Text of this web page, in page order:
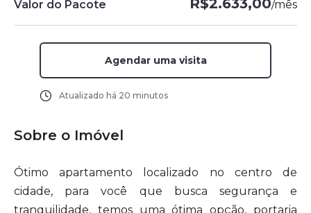
Valor do Pacote
R$2.633,00/mês
Agendar uma visita
Atualizado há 20 minutos
Sobre o Imóvel
Ótimo apartamento localizado no centro de
cidade, para você que busca segurança e
tranquilidade, temos uma ótima opção, portaria